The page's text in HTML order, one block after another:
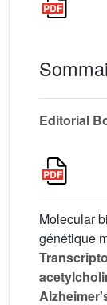
Editorial
Molecular
génétique